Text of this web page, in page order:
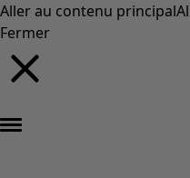
Aller au contenu principal
Fermer